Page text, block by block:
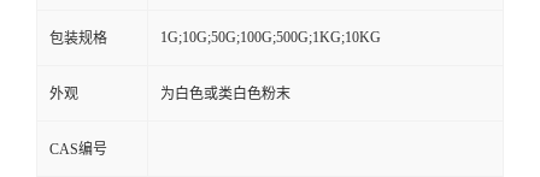
包装规格 1G;10G;50G;100G;500G;1KG;10KG
外观 为白色或类白色粉末
CAS编号